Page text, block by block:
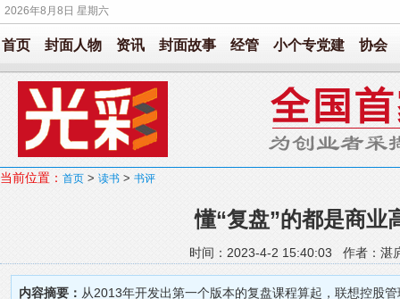
2026年8月8日 星期六
首页 封面人物 资讯 封面故事 经管 小个专党建 协会
当前位置： 首页 > 读书 > 书评
懂“复盘”的都是商业
时间：2023-4-2 15:40:03 作者：
内容摘要： 从2013年开发出第一个版本的复盘课程算起，联想控股